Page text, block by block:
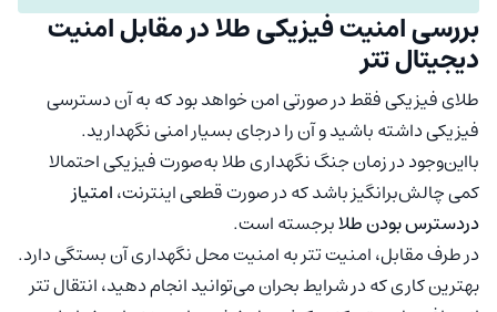
بررسی امنیت فیزیکی طلا در مقابل امنیت
دیجیتال تتر
طلای فیزیکی فقط در صورتی امن خواهد بود که به آن دسترسی
فیزیکی داشته باشید و آن را درجای بسیار امنی نگهدارید.
بااین‌وجود در زمان جنگ نگهداری طلا به‌صورت فیزیکی احتمالا
کمی چالش‌برانگیز باشد که در صورت قطعی اینترنت،امتیاز
دردسترس بودن طلابرجسته است.
در طرف مقابل، امنیت تتر به امنیت محل نگهداری آن بستگی دارد.
بهترین کاری که در شرایط بحران می‌توانید انجام دهید، انتقال تتر